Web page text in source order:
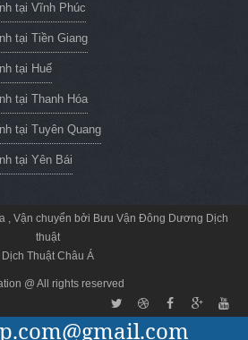
tại Vĩnh Phúc
tại Tiền Giang
tại Huế
tại Thanh Hóa
tại Tuyên Quang
tại Yên Bái
, Vận chuyển bởi Bưu Vận Đông Dương Dịch
thuật
Dịch Thuật Châu Á
@ All rights reserved